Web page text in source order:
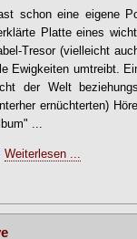
schon eine eigene
Platte eines
Tresor (vielleicht
Ewigkeiten umtreibt.
der Welt
ernüchterten)
...
Weiterlesen ...